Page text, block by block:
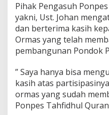
e
s
T
a
h
f
d
z
u
Q
Pihak Pengasuh
yakni, Ust. Johan
dan berterima kasih
Ormas yang telah
pembangunan Pondok
” Saya hanya bisa
kasih atas
ormas yang sudah
Ponpes Tahfidhul